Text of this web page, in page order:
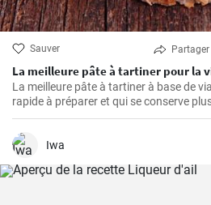
Sauver Partager
La meilleure pâte à tartiner pour la
La meilleure pâte à tartiner à base de
rapide à préparer et qui se conserve
Vous pouvez la servir avec du pain
Iwa